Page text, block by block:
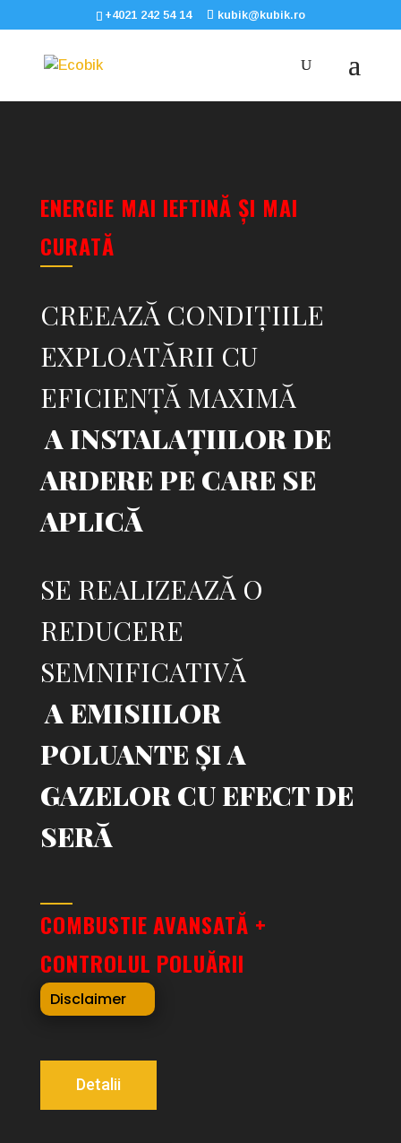
+4021 242 54 14 kubik@kubik.ro
ENERGIE MAI IEFTINĂ ȘI MAI
CURATĂ
CREEAZĂ CONDIȚIILE
EXPLOATĂRII CU
EFICIENȚĂ MAXIMĂ
A INSTALAȚIILOR DE
ARDERE PE CARE SE
APLICĂ
SE REALIZEAZĂ O
REDUCERE
SEMNIFICATIVĂ
A EMISIILOR
POLUANTE ȘI A
GAZELOR CU EFECT DE
SERĂ
COMBUSTIEAVANSATĂ +
CONTROLUL POLUĂRII
Disclaimer
Detalii